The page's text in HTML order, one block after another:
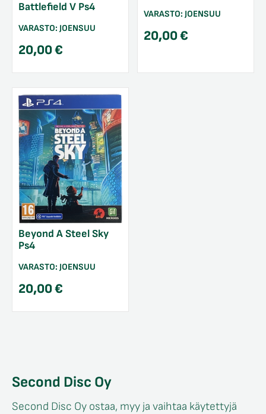
Battlefield V Ps4
VARASTO: JOENSUU
20,00€
VARASTO: JOENSUU
20,00€
Beyond A Steel Sky
Ps4
VARASTO: JOENSUU
20,00€
Second Disc Oy
Second Disc Oy ostaa, myy ja vaihtaa käytettyjä